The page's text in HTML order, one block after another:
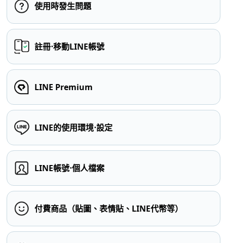
使用時發生問題
註冊⋅移動LINE帳號
LINE Premium
LINE的使用環境⋅設定
LINE帳號⋅個人檔案
付費商品（貼圖、表情貼、LINE代幣等）